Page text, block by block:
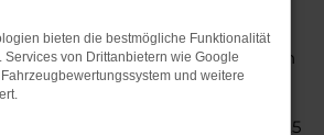
kaufen, profitieren Sie gleich
wir einen umfangreichen Service
von mehr als 80 Jahren in
Darüber hinaus sichern Sie sich
Rabatt bzw. Nachlass, der
Prozentbereich liegt. VW ID.5
bieten die bestmögliche Funktionalität
Services von Drittanbietern wie Google
und weitere